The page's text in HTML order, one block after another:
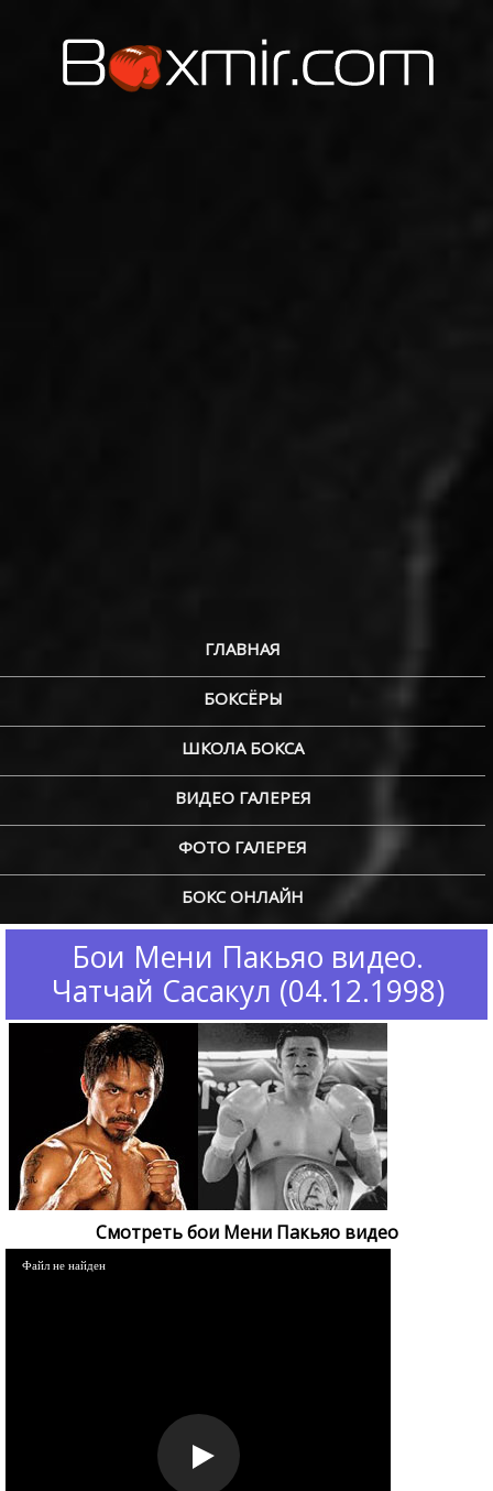
ГЛАВНАЯ
БОКСЁРЫ
ШКОЛА БОКСА
ВИДЕО ГАЛЕРЕЯ
ФОТО ГАЛЕРЕЯ
БОКС ОНЛАЙН
Бои Мени Пакьяо видео.
Чатчай Сасакул (04.12.1998)
Смотреть бои Мени Пакьяо видео
Файл не найден